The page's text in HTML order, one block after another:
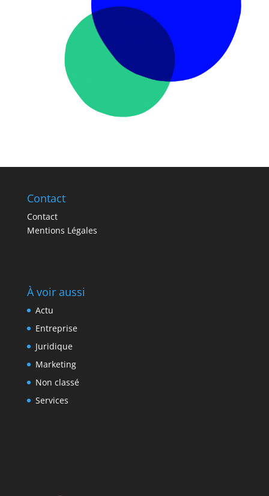
Contact
Contact
Mentions Légales
À voir aussi
Actu
Entreprise
Juridique
Marketing
Non classé
Services